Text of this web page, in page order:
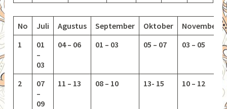
No Juli Agustus September Oktober
November
1
01
–
03
04 – 06 01 – 03 05 – 07 03 – 05
2
07
–
09
11 – 13 08 – 10 13- 15 10 – 12